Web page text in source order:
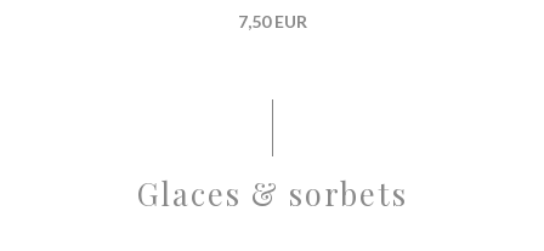
7,50 EUR
Glaces & sorbets